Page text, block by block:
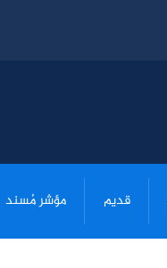
قديم مؤشر مُسند